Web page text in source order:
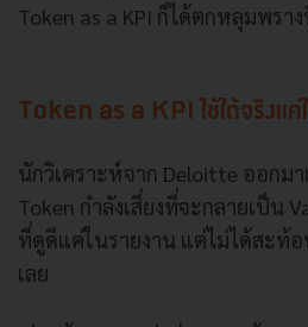
Token as a KPI ก็ได้ตกหลุมพราง
Token as a KPI ใช้ได้จริงแค่
นักวิเคราะห์จาก Deloitte ออกมา
Token กำลังเสี่ยงที่จะกลายเป็น
ที่ดูดีแค่ในรายงาน แต่ไม่ได้สะท้
เลย